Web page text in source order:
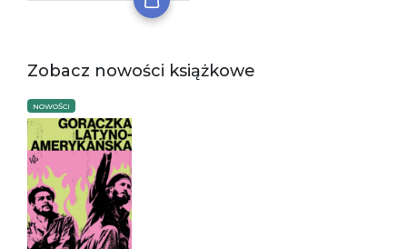
Zobacz nowości książkowe
NOWOŚCI